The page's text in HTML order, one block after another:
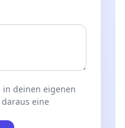
in deinen eigenen
eine